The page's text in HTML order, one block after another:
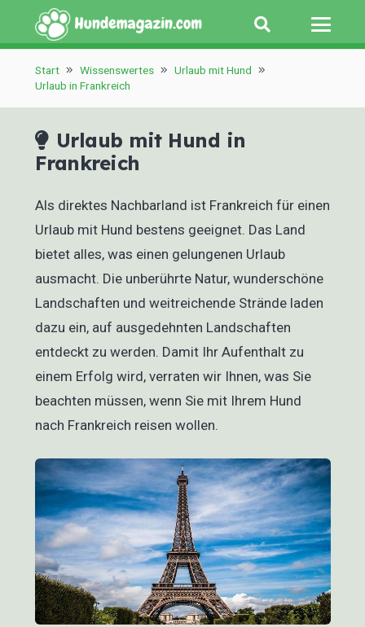
Start Wissenswertes
Urlaub mit Hund
Urlaub in Frankreich
Urlaub mit Hund in
Frankreich
Als direktes Nachbarland ist Frankreich für einen
Urlaub mit Hund bestens geeignet. Das Land
bietet alles, was einen gelungenen Urlaub
ausmacht. Die unberührte Natur, wunderschöne
Landschaften und weitreichende Strände laden
dazu ein, auf ausgedehnten Landschaften
entdeckt zu werden. Damit Ihr Aufenthalt zu
einem Erfolg wird, verraten wir Ihnen, was Sie
beachten müssen, wenn Sie mit Ihrem Hund
nach Frankreich reisen wollen.